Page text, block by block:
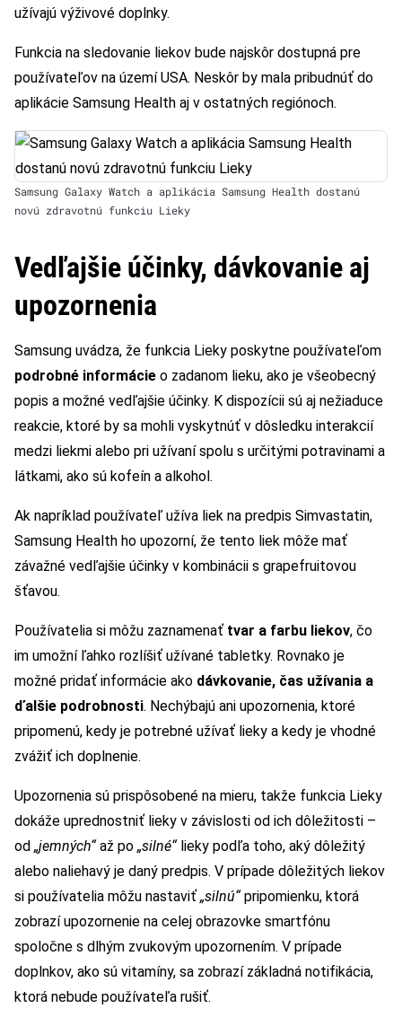
užívajú výživové doplnky.
Funkcia na sledovanie liekov bude najskôr dostupná pre
používateľov na území USA. Neskôr by mala pribudnúť do
aplikácie Samsung Health aj v ostatných regiónoch.
Samsung Galaxy Watch a aplikácia Samsung Health dostanú
novú zdravotnú funkciu Lieky
Vedľajšie účinky, dávkovanie aj
upozornenia
Samsung uvádza, že funkcia Lieky poskytne používateľom
podrobné informácie o zadanom lieku, ako je všeobecný
popis a možné vedľajšie účinky. K dispozícii sú aj nežiaduce
reakcie, ktoré by sa mohli vyskytnúť v dôsledku interakcií
medzi liekmi alebo pri užívaní spolu s určitými potravinami a
látkami, ako sú kofeín a alkohol.
Ak napríklad používateľ užíva liek na predpis Simvastatin,
Samsung Health ho upozorní, že tento liek môže mať
závažné vedľajšie účinky v kombinácii s grapefruitovou
šťavou.
Používatelia si môžu zaznamenať tvar a farbu liekov, čo
im umožní ľahko rozlíšiť užívané tabletky. Rovnako je
možné pridať informácie ako dávkovanie, čas užívania a
ďalšie podrobnosti. Nechýbajú ani upozornenia, ktoré
pripomenú, kedy je potrebné užívať lieky a kedy je vhodné
zvážiť ich doplnenie.
Upozornenia sú prispôsobené na mieru, takže funkcia Lieky
dokáže uprednostniť lieky v závislosti od ich dôležitosti –
od „jemných“až po „silné“lieky podľa toho, aký dôležitý
alebo naliehavý je daný predpis. V prípade dôležitých liekov
si používatelia môžu nastaviť „silnú“pripomienku, ktorá
zobrazí upozornenie na celej obrazovke smartfónu
spoločne s dlhým zvukovým upozornením. V prípade
doplnkov, ako sú vitamíny, sa zobrazí základná notifikácia,
ktorá nebude používateľa rušiť.